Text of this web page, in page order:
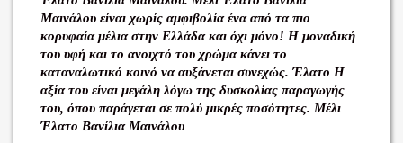
Μαινάλου είναι χωρίς αμφιβολία ένα από τα πιο
κορυφαία μέλια στην Ελλάδα και όχι μόνο! Η μοναδική
του υφή και το ανοιχτό του χρώμα κάνει το
καταναλωτικό κοινό να αυξάνεται συνεχώς. Έλατο Η
αξία του είναι μεγάλη λόγω της δυσκολίας παραγωγής
του, όπου παράγεται σε πολύ μικρές ποσότητες. Μέλι
Έλατο Βανίλια Μαινάλου